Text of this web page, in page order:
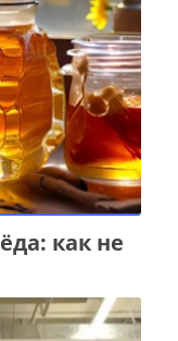
как не